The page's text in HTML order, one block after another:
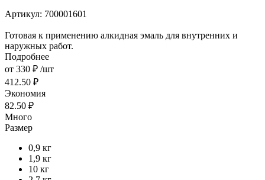
Артикул: 700001601
Готовая к применению алкидная эмаль для внутренних и
наружных работ.
Подробнее
от 330 ₽ /шт
412.50 ₽
Экономия
82.50 ₽
Много
Размер
0,9 кг
1,9 кг
10 кг